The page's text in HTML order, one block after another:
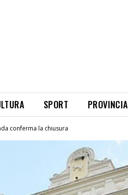
SPORT PROVINCIA
conferma la chiusura